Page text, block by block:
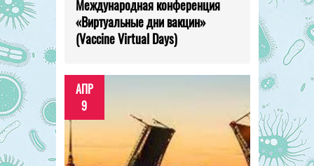
Международная конференция
«Виртуальные дни вакцин»
(Vaccine Virtual Days)
АПР
9